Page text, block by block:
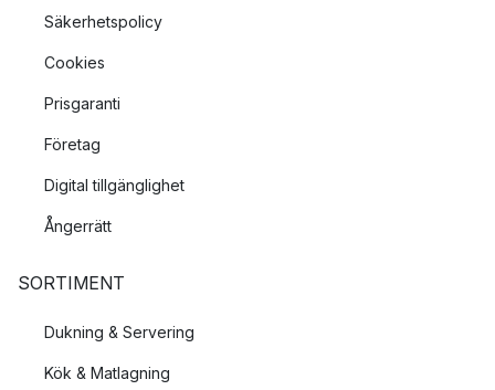
Säkerhetspolicy
Cookies
Prisgaranti
Företag
Digital tillgänglighet
Ångerrätt
SORTIMENT
Dukning & Servering
Kök & Matlagning